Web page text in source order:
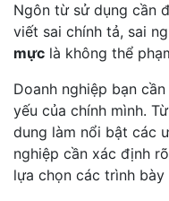
Ngôn từ sử dụng cần
viết sai chính tả, sai
mực là không thể
Doanh nghiệp bạn
yếu của chính mình.
dung làm nổi bật các
nghiệp cần xác định
lựa chọn các trình